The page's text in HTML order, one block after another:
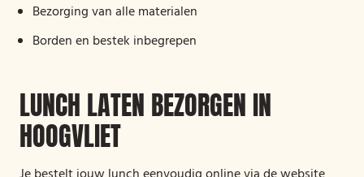
Bezorging van alle materialen
Borden en bestek inbegrepen
LUNCH LATEN BEZORGEN IN
HOOGVLIET